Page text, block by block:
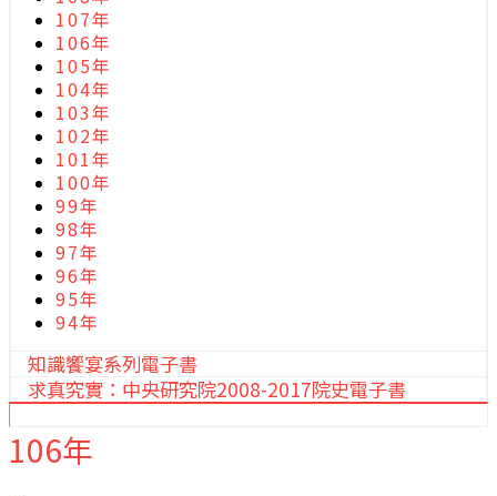
107年
106年
105年
104年
103年
102年
101年
100年
99年
98年
97年
96年
95年
94年
知識饗宴系列電子書
求真究實：中央研究院2008-2017院史電子書
106年